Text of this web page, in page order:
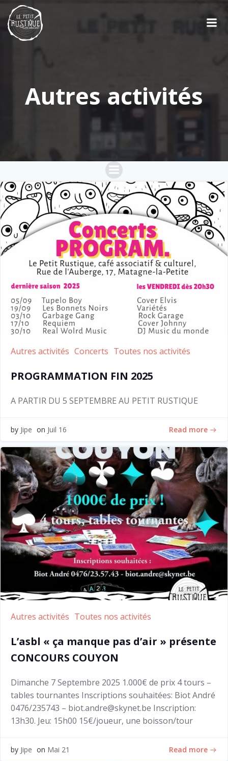
Autres activités
Autres activités Concerts Toutes nos activités
PROGRAMMATION FIN 2025
A PARTIR DU 5 SEPTEMBRE AU PETIT RUSTIQUE
by Jipe on Juil 16 Read more
Autres activités Toutes nos activités
L’asbl « ça manque pas d’air » présente
CONCOURS COUYON
Dimanche 7 Septembre 2025 1.000€ de prix 4 tours –
tables tournantes Inscriptions souhaitées: Biot André
0476/235743 – biot.andre@skynet.be Inscription:
13h30. Jeu: 15h00 15€/joueur, une boisson/tour
by Jipe on Mai 21 Read more